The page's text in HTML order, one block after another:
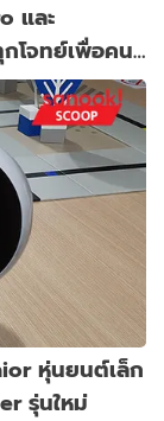
และ
โจทย์เพื่อคน
หุ่นยนต์เล็ก
รุ่นใหม่